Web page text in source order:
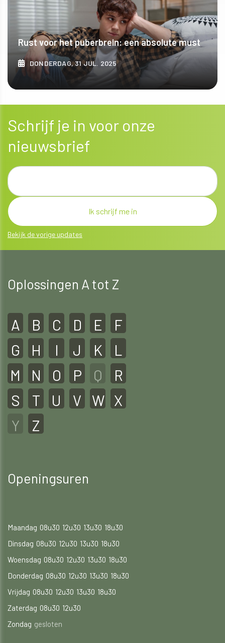
Rust voor het puberbrein: een absolute must
DONDERDAG, 31 JUL. 2025
ONTDEK MEER
Schrijf je in voor onze
nieuwsbrief
Bekijk de vorige updates
Oplossingen A tot Z
A B C D E
F
G
H I J K
L
M
N O P Q
R
S
T U V W X
Y
Z
Openingsuren
Maandag 08u30 12u30 13u30 18u30
Dinsdag 08u30 12u30 13u30 18u30
Woensdag 08u30 12u30 13u30 18u30
Donderdag 08u30 12u30 13u30 18u30
Vrijdag 08u30 12u30 13u30 18u30
Zaterdag 08u30 12u30
Zondag gesloten